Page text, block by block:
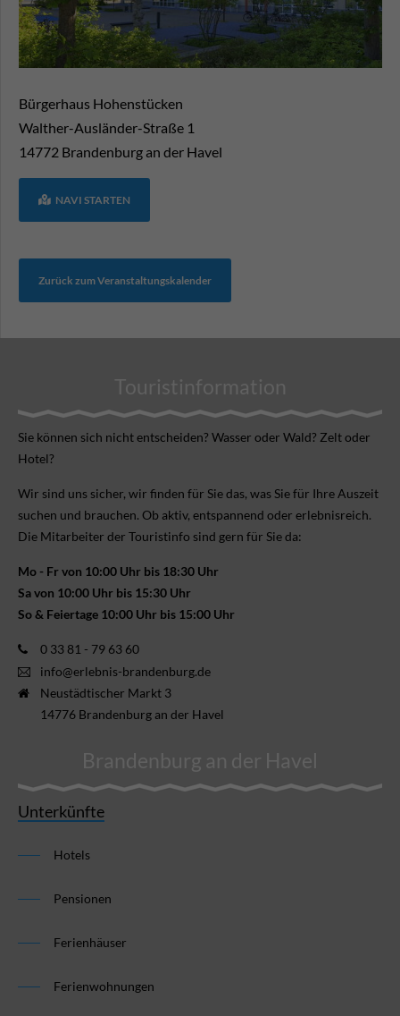
Bürgerhaus Hohenstücken
Walther-Ausländer-Straße 1
14772 Brandenburg an der Havel
NAVI STARTEN
Zurück zum Veranstaltungskalender
Touristinformation
Sie können sich nicht ent­scheiden? Wasser oder Wald? Zelt oder
Hotel?
Wir sind uns sicher, wir finden für Sie das, was Sie für Ihre Aus­zeit
suchen und brauchen. Ob aktiv, ent­spannend oder erlebnis­reich.
Die Mitarbeiter der Touristinfo sind gern für Sie da:
Mo - Fr von 10:00 Uhr bis 18:30 Uhr
Sa von 10:00 Uhr bis 15:30 Uhr
So & Feiertage 10:00 Uhr bis 15:00 Uhr
0 33 81 - 79 63 60
info@erlebnis-brandenburg.de
Neustädtischer Markt 3
14776 Brandenburg an der Havel
Brandenburg an der Havel
Unterkünfte
Hotels
Pensionen
Ferienhäuser
Ferienwohnungen